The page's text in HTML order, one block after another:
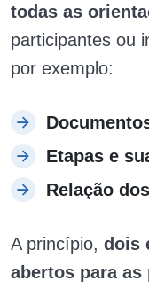
todas as
participantes ou
por exemplo:
Etapas e
Relação
A princípio, dois
abertos para